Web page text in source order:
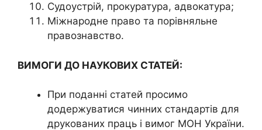
Судоустрій, прокуратура, адвокатура;
Міжнародне право та порівняльне
правознавство.
ВИМОГИ ДО НАУКОВИХ СТАТЕЙ:
При поданні статей просимо
додержуватися чинних стандартів для
друкованих праць і вимог МОН України.